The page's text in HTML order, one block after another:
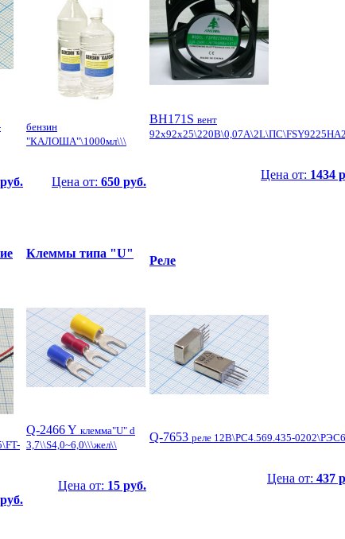
бензин
"КАЛОША"\1000мл\\\
Цена от: 650 руб.
ВН171S вент
Цена от: 1434
Клеммы типа "U"
Q-2466 Y клемма"U" d
3,7\\S4,0~6,0\\\жел\\
Цена от: 15 руб.
Реле
Q-7653 реле 12В\РС4.569.435-
Цена от: 437